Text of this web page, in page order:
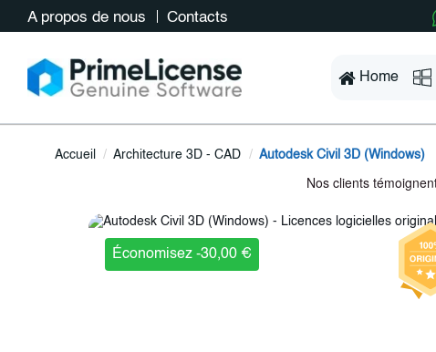
A propos de nous Contacts
Home
Accueil Architecture 3D - CAD Autodesk Civil 3D (Windows)
Économisez -30,00 €